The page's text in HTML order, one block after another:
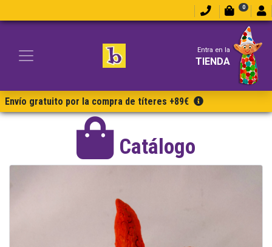
0
Entra en la
TIENDA
Envío gratuito por la compra de títeres +89€
Catálogo